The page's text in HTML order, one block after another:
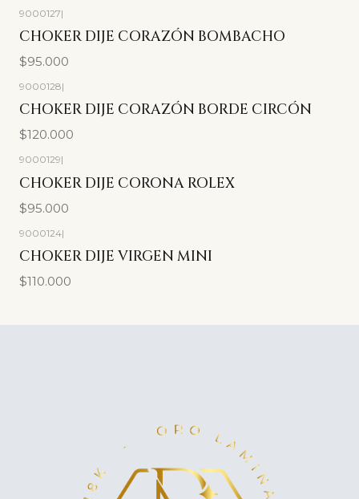
9000127|
CHOKER DIJE CORAZÓN BOMBACHO
$95.000
9000128|
CHOKER DIJE CORAZÓN BORDE CIRCÓN
$120.000
9000129|
CHOKER DIJE CORONA ROLEX
$95.000
9000124|
CHOKER DIJE VIRGEN MINI
$110.000